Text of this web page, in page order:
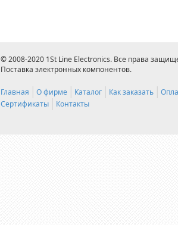
© 2008-2020 1St Line Electronics. Все права
Поставка электронных компонентов.
Главная О фирме Каталог Как заказать
Сертификаты
Контакты